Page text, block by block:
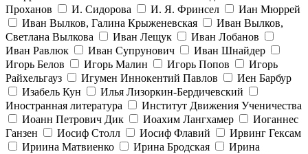
Проханов
И. Сидорова И. Я. Фринсел
Иан Мюррей
Иван Вылков, Галина Крыженевская
Иван Вылков,
Светлана Вылкова
Иван Лещук
Иван Лобанов
Иван Равлюк
Иван Супрунович
Иван Шнайдер
Игорь Белов
Игорь Малин Игорь Попов
Игорь
Райхельгауз
Игумен Иннокентий Павлов
Иен Барбур
Изабель Кун
Илья Лизоркин-Бердичевский
Иностранная литература
Институт Движения Ученичества
Иоанн Петрович Дик
Иоахим Лангхамер
Иоганнес
Ганзен
Иосиф Столл Иосиф Флавий
Ирвинг Гексам
Ириина Матвиенко
Ирина Бродская
Ирина